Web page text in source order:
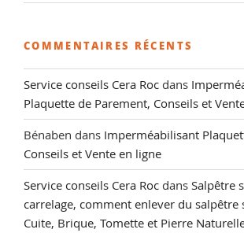
COMMENTAIRES RÉCENTS
Service conseils Cera Roc dans
Plaquette de Parement, Conseils et
Bénaben dans Imperméabilisant
Conseils et Vente en ligne
Service conseils Cera Roc dans Salpêtre
carrelage, comment enlever du salpêtre
Cuite, Brique, Tomette et Pierre